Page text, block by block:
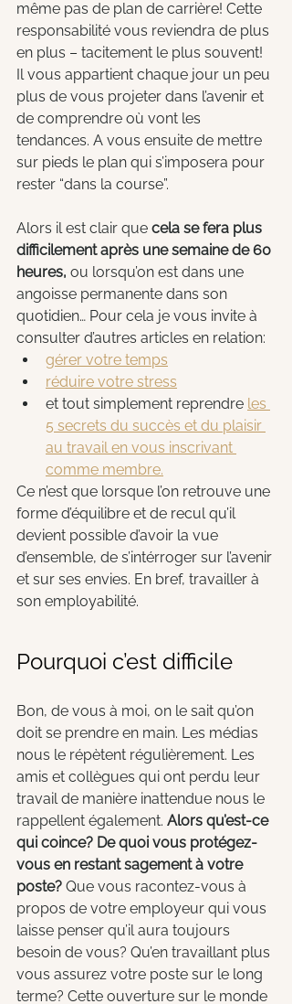
même pas de plan de carrière! Cette
responsabilité vous reviendra de plus
en plus – tacitement le plus souvent!
Il vous appartient chaque jour un peu
plus de vous projeter dans l’avenir et
de comprendre où vont les
tendances. A vous ensuite de mettre
sur pieds le plan qui s’imposera pour
rester “dans la course”.
Alors il est clair que cela se fera plus
difficilement après une semaine de 60
heures, ou lorsqu’on est dans une
angoisse permanente dans son
quotidien… Pour cela je vous invite à
consulter d’autres articles en relation:
gérer votre temps
réduire votre stress
et tout simplement reprendre les
5 secrets du succès et du plaisir
au travail en vous inscrivant
comme membre.
Ce n’est que lorsque l’on retrouve une
forme d’équilibre et de recul qu’il
devient possible d’avoir la vue
d’ensemble, de s’intérroger sur l’avenir
et sur ses envies. En bref, travailler à
son employabilité.
Pourquoi c’est difficile
Bon, de vous à moi, on le sait qu’on
doit se prendre en main. Les médias
nous le répètent régulièrement. Les
amis et collègues qui ont perdu leur
travail de manière inattendue nous le
rappellent également. Alors qu’est-ce
qui coince? De quoi vous protégez-
vous en restant sagement à votre
poste? Que vous racontez-vous à
propos de votre employeur qui vous
laisse penser qu’il aura toujours
besoin de vous? Qu’en travaillant plus
vous assurez votre poste sur le long
terme? Cette ouverture sur le monde